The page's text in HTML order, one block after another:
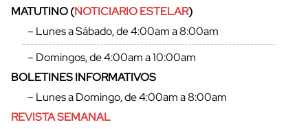
MATUTINO (NOTICIARIO ESTELAR)
– Lunes a Sábado, de 4:00am a 8:00am
– Domingos, de 4:00am a 10:00am
BOLETINES INFORMATIVOS
– Lunes a Domingo, de 4:00am a 8:00am
REVISTA SEMANAL